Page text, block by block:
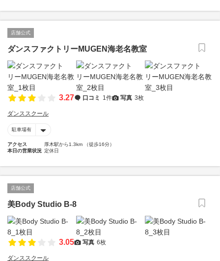
店舗公式
ダンスファクトリーMUGEN海老名教室
3.27 口コミ 1件 写真 3枚
ダンススクール
駐車場有
アクセス
厚木駅から1.3km （徒歩16分）
本日の営業状況 定休日
店舗公式
美Body Studio B-8
3.05 写真 6枚
ダンススクール